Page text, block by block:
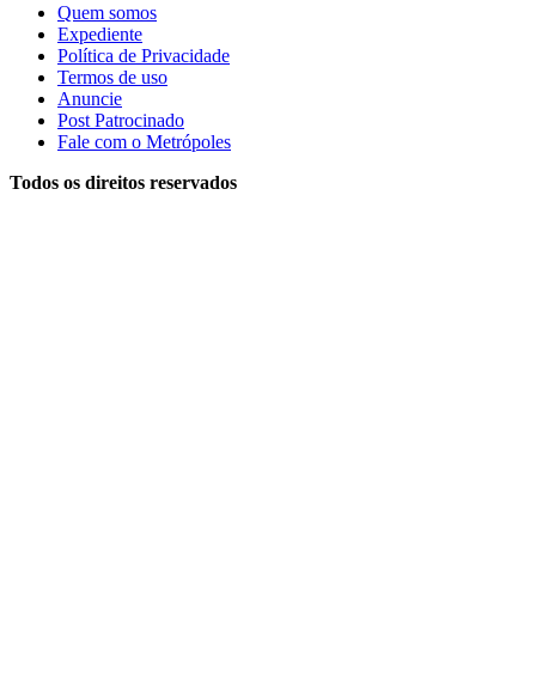
Quem somos
Expediente
Política de Privacidade
Termos de uso
Anuncie
Post Patrocinado
Fale com o Metrópoles
Todos os direitos reservados